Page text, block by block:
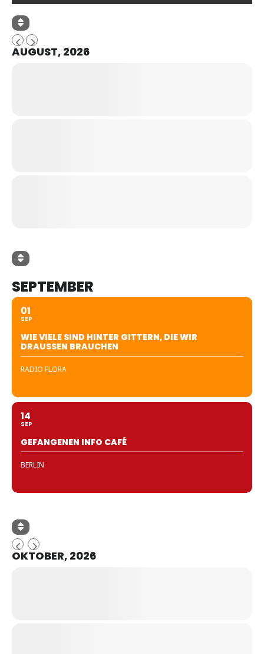
AUGUST, 2026
SEPTEMBER
01
SEP
WIE VIELE SIND HINTER GITTERN, DIE WIR
DRAUSSEN BRAUCHEN
RADIO FLORA
14
SEP
GEFANGENEN INFO CAFÉ
BERLIN
OKTOBER, 2026